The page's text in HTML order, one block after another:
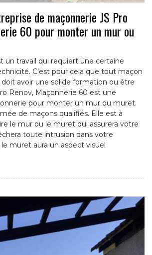
de maçonnerie JS Pro
60 pour monter un mur ou
un travail qui requiert une certaine
C’est pour cela que tout maçon
avoir une solide formation ou être
Renov, Maçonnerie 60 est une
pour monter un mur ou muret.
de maçons qualifiés. Elle est à
le mur ou le muret qui assurera votre
toute intrusion dans votre
muret aura un aspect visuel